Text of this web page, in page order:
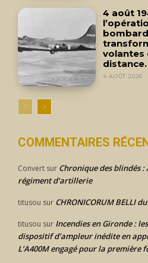
4 août
volantes
distance.
4 AOÛT 2026
COMMENTAIRES
Convert sur Chronique des blindés :
régiment d’artillerie
titusou sur CHRONICORUM BELLI
titusou sur Incendies en Gironde :
dispositif d’ampleur inédite en
L’A400M engagé pour la première